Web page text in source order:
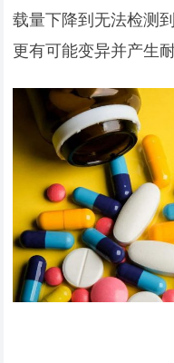
载量下降到无法检测
更有可能变异并产生耐